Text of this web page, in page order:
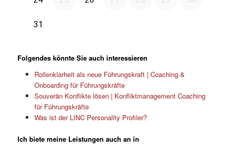
Folgendes könnte Sie auch interessieren
Rollenklarheit als neue Führungskraft | Coaching &
Onboarding für Führungskräfte
Souverän Konflikte lösen | Konfliktmanagement Coaching
für Führungskräfte
Was ist der LINC Personality Profiler?
Ich biete meine Leistungen auch an in